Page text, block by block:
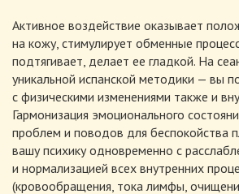
Активное воздействие оказывает
на кожу, стимулирует обменные
подтягивает, делает ее гладкой. На
уникальной испанской методики — вы
с физическими изменениями также и
Гармонизация эмоционального
проблем и поводов для беспокойства
вашу психику одновременно с
и нормализацией всех внутренних
(кровообращения, тока лимфы,